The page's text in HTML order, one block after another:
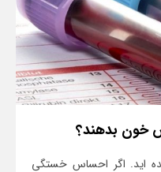
خون بدهند؟
اید. اگر احساس خستگی